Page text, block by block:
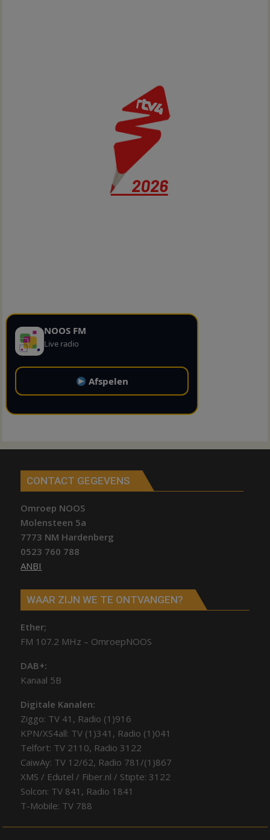
NOOS FM
Live radio
Afspelen
CONTACT GEGEVENS
Omroep NOOS
Molensteen 5a
7773 NM Hardenberg
0523 760 788
ANBI
WAAR ZIJN WE TE ONTVANGEN?
Ether;
FM 107.2 MHz – OmroepNOOS
DAB+:
Kanaal 5B
Digitale Kanalen:
Ziggo: TV 41, Radio (1)916
KPN/XS4all: TV (1)341, Radio (1)041
Telfort: TV 2110, Radio 3122
CaiwAy: TV 12/62, Radio 781/(1)867
XMS / Edutel / Fiber.nl / Stipte: 3122
Solcon: TV 841, Radio 1841
T-Mobile: TV 788